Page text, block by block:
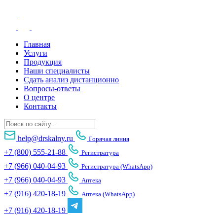
Главная
Услуги
Продукция
Наши специалисты
Сдать анализ дистанционно
Вопросы-ответы
О центре
Контакты
help@drskalny.ru Горячая линия
+7 (800) 555-21-88 Регистратура
+7 (966) 040-04-93 Регистратура (WhatsApp)
+7 (966) 040-04-93 Аптека
+7 (916) 420-18-19 Аптека (WhatsApp)
+7 (916) 420-18-19